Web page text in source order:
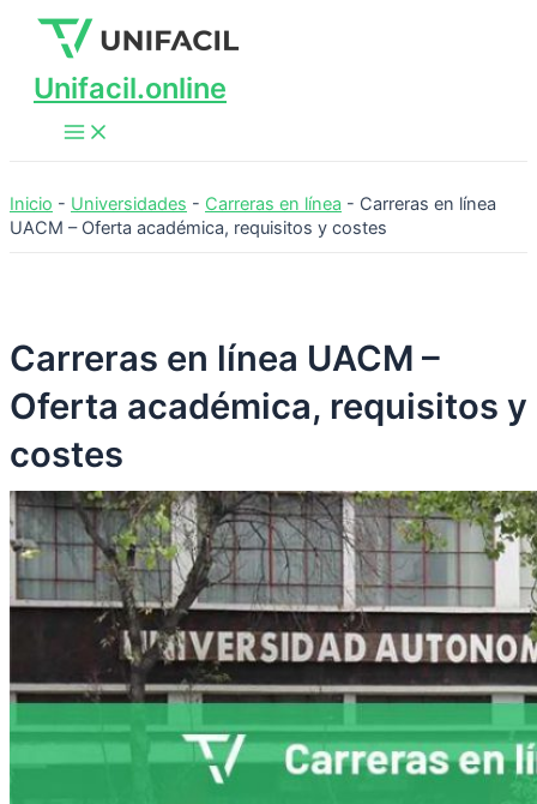
Unifacil.online
Menu
Inicio - Universidades - Carreras en línea - Carreras en línea
UACM – Oferta académica, requisitos y costes
Carreras en línea UACM –
Oferta académica, requisitos y
costes